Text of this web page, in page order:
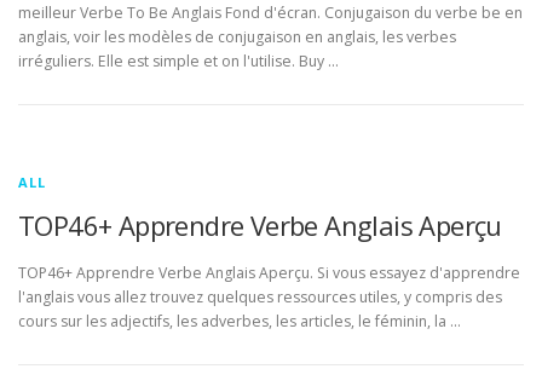
meilleur Verbe To Be Anglais Fond d'écran. Conjugaison du verbe be en
anglais, voir les modèles de conjugaison en anglais, les verbes
irréguliers. Elle est simple et on l'utilise. Buy …
ALL
TOP46+ Apprendre Verbe Anglais Aperçu
TOP46+ Apprendre Verbe Anglais Aperçu. Si vous essayez d'apprendre
l'anglais vous allez trouvez quelques ressources utiles, y compris des
cours sur les adjectifs, les adverbes, les articles, le féminin, la …